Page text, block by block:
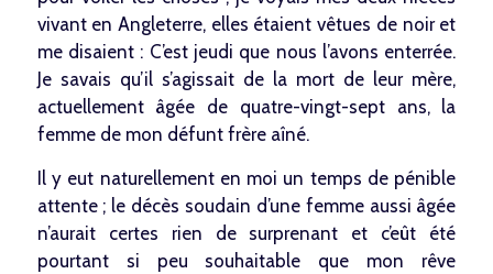
vivant en Angleterre, elles étaient vêtues de noir et
me disaient : C’est jeudi que nous l’avons enterrée.
Je savais qu’il s’agissait de la mort de leur mère,
actuellement âgée de quatre-vingt-sept ans, la
femme de mon défunt frère aîné.
Il y eut naturellement en moi un temps de pénible
attente ; le décès soudain d’une femme aussi âgée
n’aurait certes rien de surprenant et c’eût été
pourtant si peu souhaitable que mon rêve